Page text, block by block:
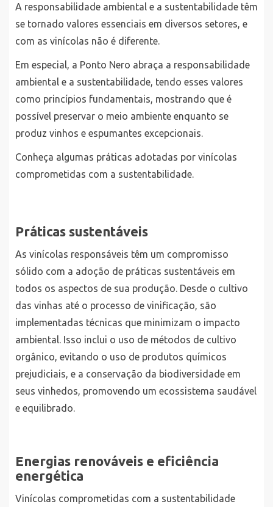
A responsabilidade ambiental e a sustentabilidade têm
se tornado valores essenciais em diversos setores, e
com as vinícolas não é diferente.
Em especial, a Ponto Nero abraça a responsabilidade
ambiental e a sustentabilidade, tendo esses valores
como princípios fundamentais, mostrando que é
possível preservar o meio ambiente enquanto se
produz vinhos e espumantes excepcionais.
Conheça algumas práticas adotadas por vinícolas
comprometidas com a sustentabilidade.
Práticas sustentáveis
As vinícolas responsáveis têm um compromisso
sólido com a adoção de práticas sustentáveis em
todos os aspectos de sua produção. Desde o cultivo
das vinhas até o processo de vinificação, são
implementadas técnicas que minimizam o impacto
ambiental. Isso inclui o uso de métodos de cultivo
orgânico, evitando o uso de produtos químicos
prejudiciais, e a conservação da biodiversidade em
seus vinhedos, promovendo um ecossistema saudável
e equilibrado.
Energias renováveis e eficiência
energética
Vinícolas comprometidas com a sustentabilidade